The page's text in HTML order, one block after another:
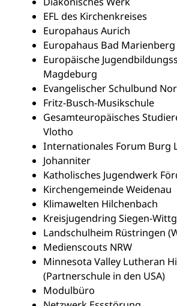
EFL des Kirchenkreises
Europahaus Aurich
Europahaus Bad Marienberg
Europäische
Magdeburg
Evangelischer Schulbund
Fritz-Busch-Musikschule
Gesamteuropäisches
Vlotho
Internationales Forum Burg
Johanniter
Katholisches Jugendwerk
Kirchengemeinde Weidenau
Klimawelten Hilchenbach
Kreisjugendring Siegen-
Landschulheim Rüstringen
Medienscouts NRW
Minnesota Valley Lutheran
(Partnerschule in den USA)
Modulbüro